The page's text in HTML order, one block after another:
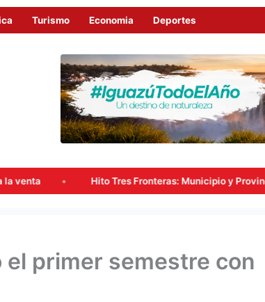
Turismo Economia Deportes
Tres Fronteras: Municipio y Provincia instalan un
primer semestre con